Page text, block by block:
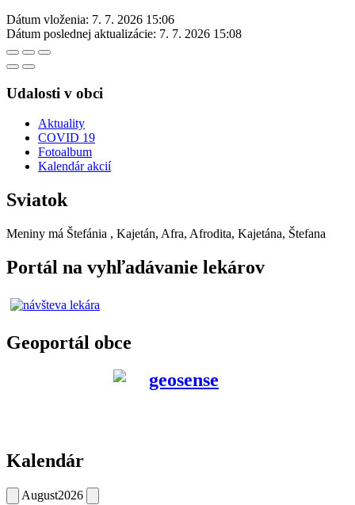
Dátum vloženia: 7. 7. 2026 15:06
Dátum poslednej aktualizácie: 7. 7. 2026 15:08
Udalosti v obci
Aktuality
COVID 19
Fotoalbum
Kalendár akcií
Sviatok
Meniny má Štefánia , Kajetán, Afra, Afrodita, Kajetána, Štefana
Portál na vyhľadávanie lekárov
Geoportál obce
Kalendár
August2026